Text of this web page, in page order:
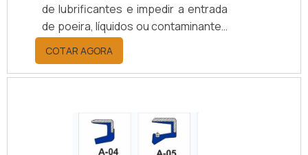
de lubrificantes e impedir a entrada
de poeira, líquidos ou contaminantes
em eixos e rolamentos. Disponíveis
em borracha nitrílica (NBR), Viton
(FKM), silicone, PTFE ou grafite,
+200°C, conforme o material.
Oferecem opções de vedação
simples ou dupla, com ou sem mola,
COTAR AGORA